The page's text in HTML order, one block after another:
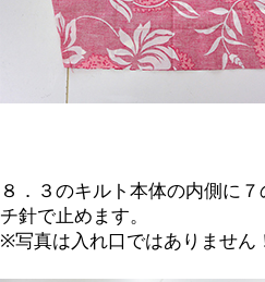
８．３のキルト本体の内側に
チ針で止めます。
※写真は入れ口ではありません